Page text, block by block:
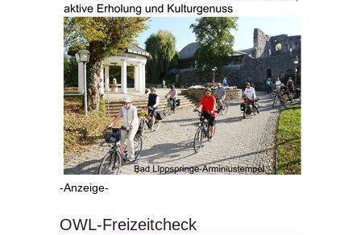
-Anzeige-
OWL-Freizeitcheck